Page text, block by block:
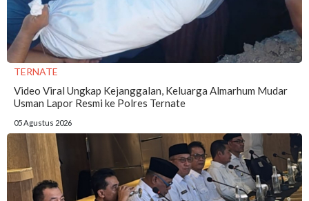
TERNATE
Video Viral Ungkap Kejanggalan, Keluarga Almarhum Mudar
Usman Lapor Resmi ke Polres Ternate
05 Agustus 2026